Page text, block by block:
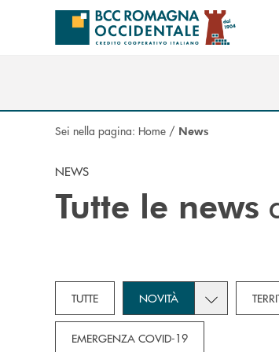
Salta al contenuto principale
Sei nella pagina: Home / News
NEWS
Tutte le news
TUTTE NOVITÀ Toggle
EMERGENZA COVID-19